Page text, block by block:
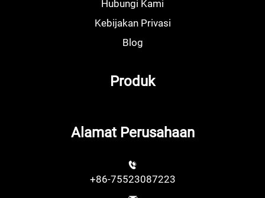
Hubungi Kami
Kebijakan Privasi
Blog
Produk
Alamat Perusahaan
+86-75523087223